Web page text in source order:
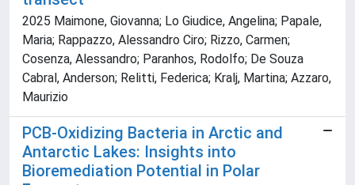
2025 Maimone, Giovanna; Lo Giudice, Angelina; Papale,
Maria; Rappazzo, Alessandro Ciro; Rizzo, Carmen;
Cosenza, Alessandro; Paranhos, Rodolfo; De Souza
Cabral, Anderson; Relitti, Federica; Kralj, Martina; Azzaro,
Maurizio
PCB-Oxidizing Bacteria in Arctic and
Antarctic Lakes: Insights into
Bioremediation Potential in Polar